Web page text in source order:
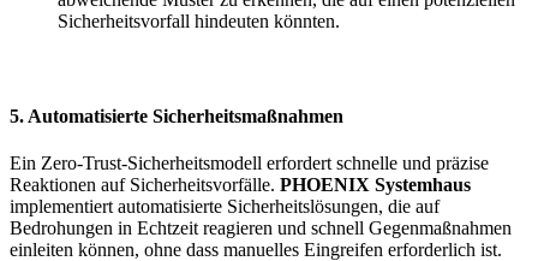
Sicherheitsvorfall hindeuten könnten.
5. Automatisierte Sicherheitsmaßnahmen
Ein Zero-Trust-Sicherheitsmodell erfordert schnelle und präzise
Reaktionen auf Sicherheitsvorfälle. PHOENIX Systemhaus
implementiert automatisierte Sicherheitslösungen, die auf
Bedrohungen in Echtzeit reagieren und schnell Gegenmaßnahmen
einleiten können, ohne dass manuelles Eingreifen erforderlich ist.